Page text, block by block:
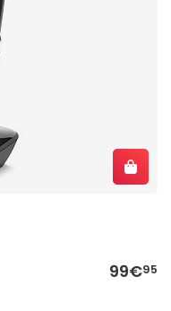
99€95